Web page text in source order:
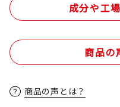
成分や工
商品の
商品の声とは？